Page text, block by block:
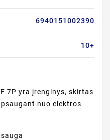
6940151002390
10+
7P yra įrenginys, skirtas
nuo elektros